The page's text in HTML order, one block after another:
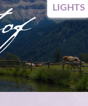
LIGHTS